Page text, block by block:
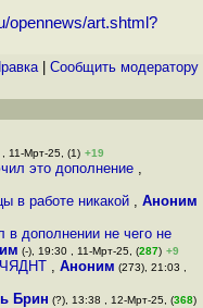
opennews/art.shtml?
| Cообщить модератору
11-Мрт-25, (1) +19
это дополнение ,
в работе никакой , Аноним
в дополнении не чего не
(-), 19:30 , 11-Мрт-25, (287) +9
ЧЯДНТ , Аноним (273), 21:03 ,
Брин (?), 13:38 , 12-Мрт-25, (368)